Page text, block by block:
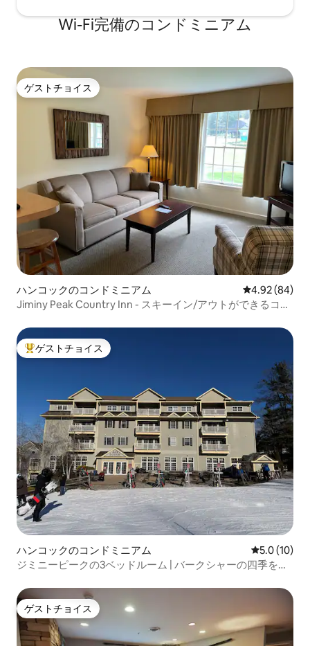
Wi-Fi完備のコンドミニアム
ゲストチョイス
ゲストチョイス
ハンコックのコンドミニアム レビュー84
4.92 (84)
Jiminy Peak Country Inn - スキーイン/アウトができるコン
大好評のゲストチョイスです。
ゲストチョイス
ハンコックのコンドミニアム レビュー10
5.0 (10)
ジミニーピークの3ベッドルーム | バークシャーの四季を楽
ゲストチョイス
ゲストチョイス